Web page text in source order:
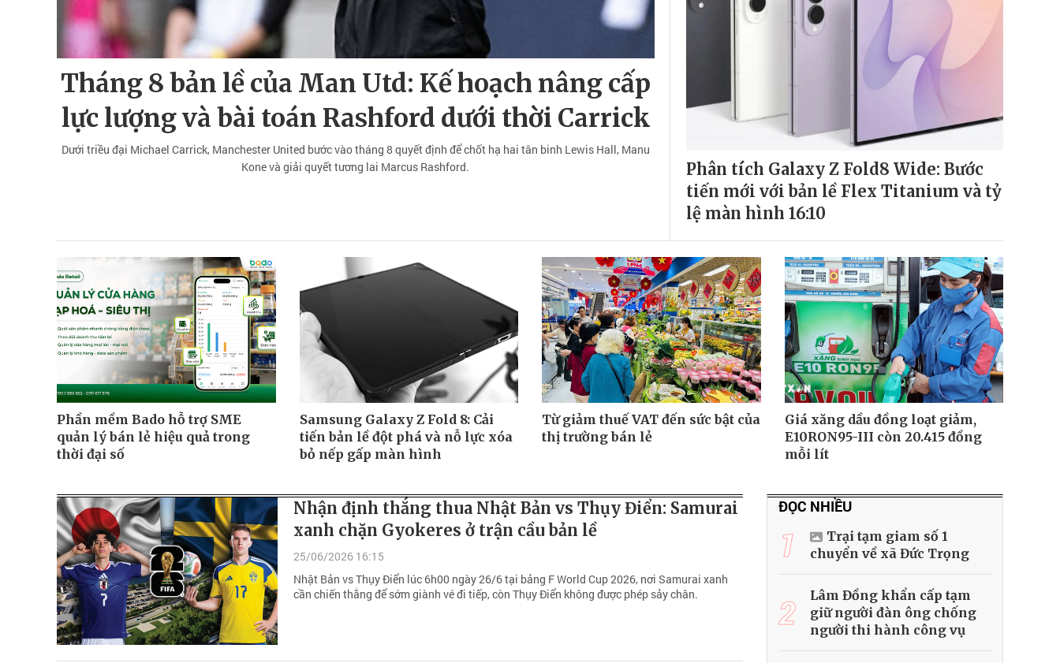
Tháng 8 bản lề của Man Utd: Kế hoạch nâng cấp
lực lượng và bài toán Rashford dưới thời Carrick
Dưới triều đại Michael Carrick, Manchester United bước vào tháng 8 quyết định để chốt hạ hai tân binh Lewis Hall, Manu
Kone và giải quyết tương lai Marcus Rashford.
Phân tích Galaxy Z Fold8 Wide: Bước
tiến mới với bản lề Flex Titanium và tỷ
lệ màn hình 16:10
Phần mềm Bado hỗ trợ SME
quản lý bán lẻ hiệu quả trong
thời đại số
Samsung Galaxy Z Fold 8: Cải
tiến bản lề đột phá và nỗ lực xóa
bỏ nếp gấp màn hình
Từ giảm thuế VAT đến sức bật của
thị trường bán lẻ
Giá xăng dầu đồng loạt giảm,
E10RON95-III còn 20.415 đồng
mỗi lít
Nhận định thắng thua Nhật Bản vs Thụy Điển: Samurai
xanh chặn Gyokeres ở trận cầu bản lề
25/06/2026 16:15
Nhật Bản vs Thụy Điển lúc 6h00 ngày 26/6 tại bảng F World Cup 2026, nơi Samurai xanh
cần chiến thắng để sớm giành vé đi tiếp, còn Thụy Điển không được phép sảy chân.
ĐỌC NHIỀU
1
Trại tạm giam số 1
chuyển về xã Đức Trọng
2
Lâm Đồng khẩn cấp tạm
giữ người đàn ông chống
người thi hành công vụ